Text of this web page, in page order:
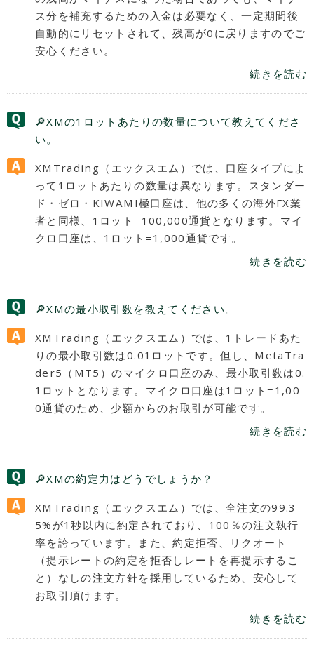
ス分を補充するための入金は必要なく、一定期間後
自動的にリセットされて、残高が0に戻りますのでご
安心ください。
続きを読む
🔎XMの1ロットあたりの数量について教えてくださ
い。
XMTrading（エックスエム）では、口座タイプによ
って1ロットあたりの数量は異なります。スタンダー
ド・ゼロ・KIWAMI極口座は、他の多くの海外FX業
者と同様、1ロット=100,000通貨となります。マイ
クロ口座は、1ロット=1,000通貨です。
続きを読む
🔎XMの最小取引数を教えてください。
XMTrading（エックスエム）では、1トレードあた
りの最小取引数は0.01ロットです。但し、MetaTra
der5（MT5）のマイクロ口座のみ、最小取引数は0.
1ロットとなります。マイクロ口座は1ロット=1,00
0通貨のため、少額からのお取引が可能です。
続きを読む
🔎XMの約定力はどうでしょうか？
XMTrading（エックスエム）では、全注文の99.3
5%が1秒以内に約定されており、100％の注文執行
率を誇っています。また、約定拒否、リクオート
（提示レートの約定を拒否しレートを再提示するこ
と）なしの注文方針を採用しているため、安心して
お取引頂けます。
続きを読む